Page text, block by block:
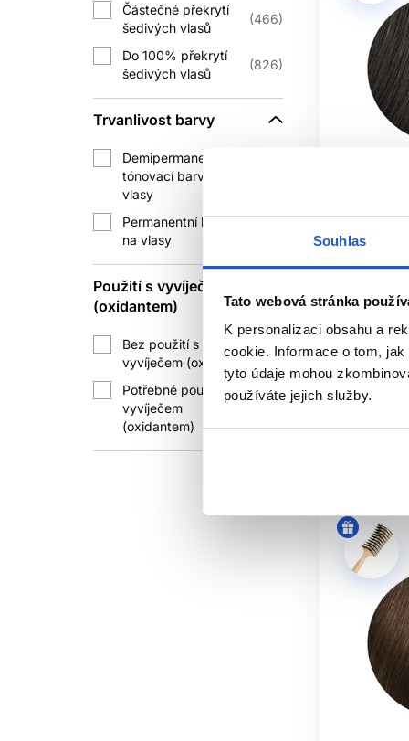
Souhlas
Tato webová stránka
K personalizaci obsahu a
cookie. Informace o tom,
tyto údaje mohou
používáte jejich služby.
Oxidační barvy mohou vyvolat
návodu konkrétního výrobku, i
Noste rukavice, zajistěte větrání a
vyrážce nebo potížích s
Po skončení doby působení barvu
systém vyžaduje. Následnápéče o
Barvu chraňte před nadměrným
Před službou si zapište použitou
zopakovat nebo
Při korekci, neznámé historii,
MOHU
Pouze pokud
Zpravidla nikoliv
Částečné překrytí
šedivých vlasů
466
Do 100% překrytí
šedivých vlasů
826
Trvanlivost barvy
Demipermanentní
tónovací barva na
vlasy
Permanentní barva
na vlasy
Použití s vyvíječem
(oxidantem)
Bez použití s
vyvíječem (oxidantem)
9
Potřebné použití s
vyvíječem
(oxidantem)
Oficiální
amoniaku
L'Oréal
Oxidační
285 Kč